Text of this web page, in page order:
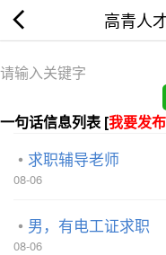
高青人
一句话信息列表 [我要发
求职辅导老师
08-06
男，有电工证求职
08-06